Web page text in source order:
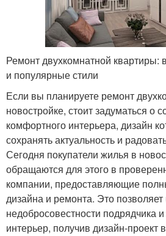
Ремонт двухкомнатной квартиры:
и популярные стили
Если вы планируете ремонт
новостройке, стоит задуматься о
комфортного интерьера, дизайн
сохранять актуальность и
Сегодня покупатели жилья в
обращаются для этого в
компании, предоставляющие
дизайна и ремонта. Это позволяет
недобросовестности подрядчика
интерьер, получив дизайн-проект